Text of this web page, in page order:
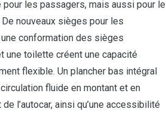
pour les passagers, mais aussi pour le
De nouveaux sièges pour les
conformation des sièges
une toilette créent une capacité
flexible. Un plancher bas intégral
fluide en montant et en
l’autocar, ainsi qu’une accessibilité